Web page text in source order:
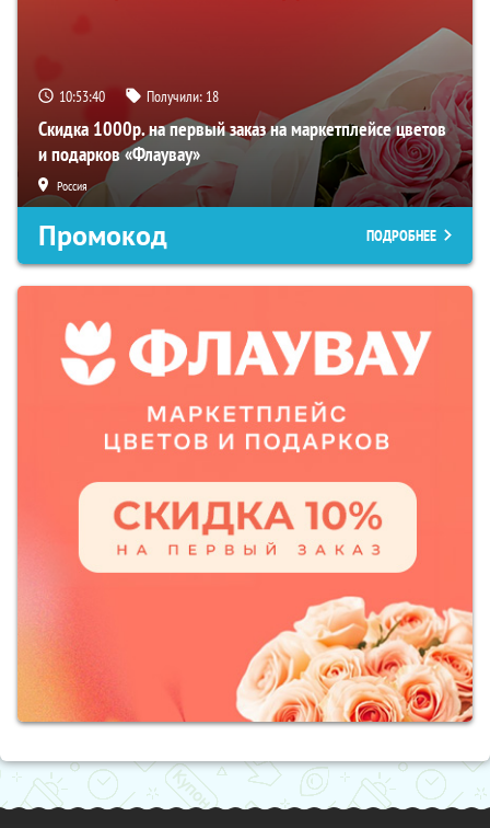
10:53:39 Получили: 18
Скидка 1000р. на первый заказ на маркетплейсе цветов
и подарков «Флаувау»
Россия
Промокод ПОДРОБНЕЕ